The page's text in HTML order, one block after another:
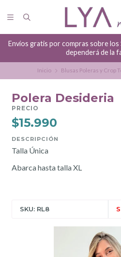
Envíos gratis por compras sobre los
dependerá de la
Inicio Blusas Poleras y Crop
Polera Desideria
PRECIO
$15.990
DESCRIPCIÓN
Talla Única
Abarca hasta talla XL
SKU: RL8